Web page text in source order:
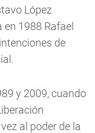
López
1988 Rafael
de
y 2009, cuando
al poder de la